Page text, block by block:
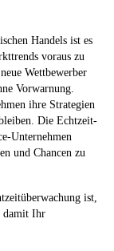
Handels ist es
voraus zu
Wettbewerber
Vorwarnung.
ihre Strategien
Die Echtzeit-
Unternehmen
und Chancen zu
ist,
damit Ihr